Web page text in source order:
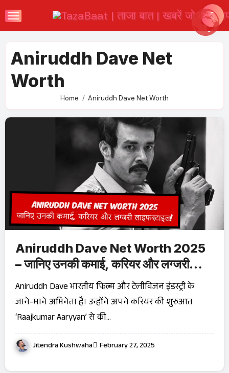
to
Aniruddh Dave Net
Worth
Home Aniruddh Dave Net Worth
Aniruddh Dave Net Worth 2025
– जानिए उनकी कमाई, करियर और लग्जरी
लाइफस्टाइल!
Aniruddh Dave भारतीय फिल्म और टेलीविजन इंडस्ट्री के
जाने-माने अभिनेता हैं। उन्होंने अपने करियर की शुरुआत
‘Raajkumar Aaryyan’ से की…
Jitendra Kushwaha February 27, 2025